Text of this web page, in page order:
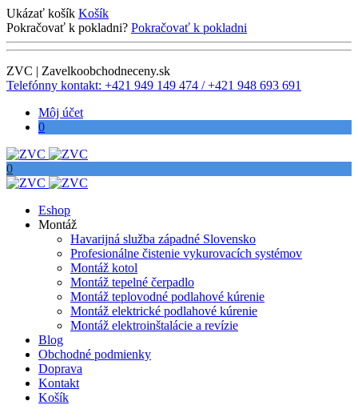
Ukázať košík Košík
Pokračovať k pokladni? Pokračovať k pokladni
ZVC | Zavelkoobchodneceny.sk
Telefónny kontakt: +421 949 149 474 / +421 948 693 691
Môj účet
0
0
Eshop
Montáž
Havarijná služba západné Slovensko
Profesionálne čistenie vykurovacích systémov
Montáž kotol
Montáž tepelné čerpadlo
Montáž teplovodné podlahové kúrenie
Montáž elektrické podlahové kúrenie
Montáž elektroinštalácie a revízie
Blog
Obchodné podmienky
Doprava
Kontakt
Košík